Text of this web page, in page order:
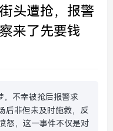
头遭抢，报警
来了先要钱
，不幸被抢后报警求
后非但未及时施救，反
怒，这一事件不仅是对